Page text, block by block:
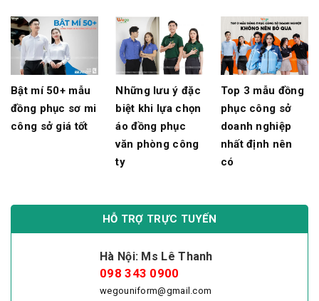
Bật mí 50+ mẫu
đồng phục sơ mi
công sở giá tốt
Những lưu ý đặc
biệt khi lựa chọn
áo đồng phục
văn phòng công
ty
Top 3 mẫu đồng
phục công sở
doanh nghiệp
nhất định nên
có
HỖ TRỢ TRỰC TUYẾN
Hà Nội: Ms Lê Thanh
098 343 0900
wegouniform@gmail.com